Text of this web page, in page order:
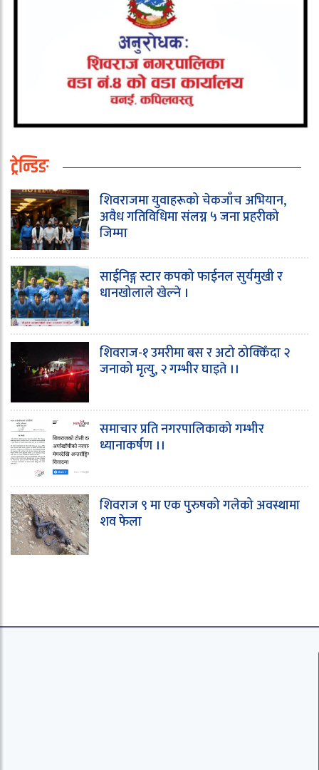
ट्रेन्डिङ
शिवराजमा युवाहरूको चेकजाँच अभियान,
अवैध गतिविधिमा संलग्न ५ जना प्रहरीको
जिम्मा
साईनिङ्ग स्टार कपको फाईनल सुर्यमुखी र
धानखोलाले खेल्ने ।
शिवराज-१ उमरीमा बस र अटो ठोक्किँदा २
जनाको मृत्यु, २ गम्भीर घाइते ।।
समाचार प्रति नगरपालिकाको गम्भीर
ध्यानाकर्षण ।।
शिवराज ९ मा एक पुरुषको गलेको अवस्थामा
शव फेला